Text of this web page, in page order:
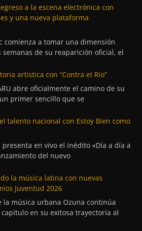
a la escena electrónica con
y una nueva plataforma
comienza a tomar una dimensión
de su reaparición oficial, el
artística con “Contra el Río”
abre oficialmente el camino de su
primer sencillo que se
talento nacional con Estoy Bien como
en vivo el inédito «Día a día a
del nuevo
la música latina con nuevas
Juventud 2026
la música urbana Ozuna continúa
en su exitosa trayectoria al